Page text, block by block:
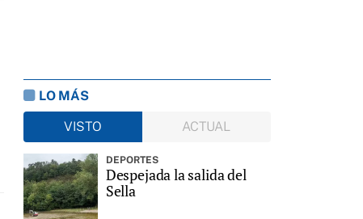
LO MÁS
VISTO
ACTUAL
DEPORTES
Despejada la salida del
Sella